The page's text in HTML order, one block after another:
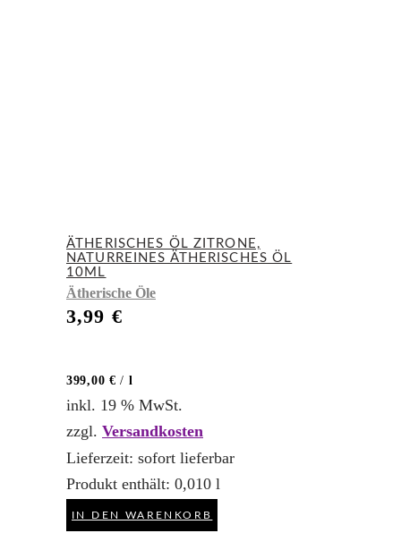
ÄTHERISCHES ÖL ZITRONE,
NATURREINES ÄTHERISCHES ÖL
10ML
Ätherische Öle
3,99 €
399,00 € / l
inkl. 19 % MwSt.
zzgl. Versandkosten
Lieferzeit: sofort lieferbar
Produkt enthält: 0,010 l
IN DEN WARENKORB